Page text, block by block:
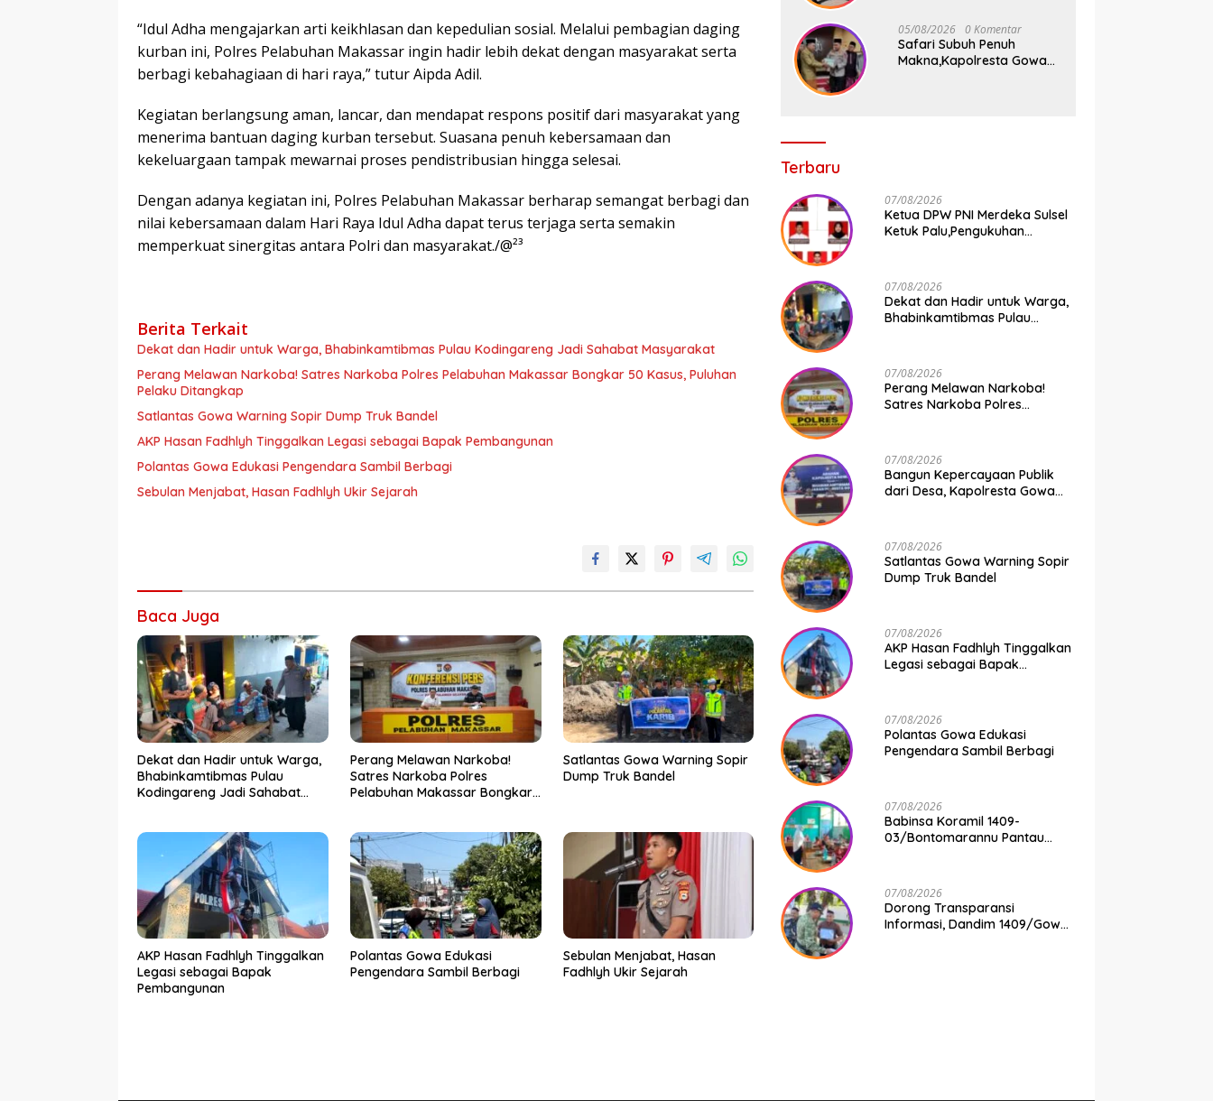
“Idul Adha mengajarkan arti keikhlasan dan kepedulian sosial. Melalui pembagian daging
kurban ini, Polres Pelabuhan Makassar ingin hadir lebih dekat dengan masyarakat serta
berbagi kebahagiaan di hari raya,” tutur Aipda Adil.
Kegiatan berlangsung aman, lancar, dan mendapat respons positif dari masyarakat yang
menerima bantuan daging kurban tersebut. Suasana penuh kebersamaan dan
kekeluargaan tampak mewarnai proses pendistribusian hingga selesai.
Dengan adanya kegiatan ini, Polres Pelabuhan Makassar berharap semangat berbagi dan
nilai kebersamaan dalam Hari Raya Idul Adha dapat terus terjaga serta semakin
memperkuat sinergitas antara Polri dan masyarakat./@²³
Berita Terkait
Dekat dan Hadir untuk Warga, Bhabinkamtibmas Pulau Kodingareng Jadi Sahabat Masyarakat
Perang Melawan Narkoba! Satres Narkoba Polres Pelabuhan Makassar Bongkar 50 Kasus, Puluhan
Pelaku Ditangkap
Satlantas Gowa Warning Sopir Dump Truk Bandel
AKP Hasan Fadhlyh Tinggalkan Legasi sebagai Bapak Pembangunan
Polantas Gowa Edukasi Pengendara Sambil Berbagi
Sebulan Menjabat, Hasan Fadhlyh Ukir Sejarah
Baca Juga
Dekat dan Hadir untuk Warga,
Bhabinkamtibmas Pulau
Kodingareng Jadi Sahabat
Perang Melawan Narkoba!
Satres Narkoba Polres
Pelabuhan Makassar Bongkar
Satlantas Gowa Warning Sopir
Dump Truk Bandel
AKP Hasan Fadhlyh Tinggalkan
Legasi sebagai Bapak
Pembangunan
Polantas Gowa Edukasi
Pengendara Sambil Berbagi
Sebulan Menjabat, Hasan
Fadhlyh Ukir Sejarah
Pelabuhan Paotere
05/08/2026 0 Komentar
Safari Subuh Penuh
Makna,Kapolresta Gowa
Terbaru
07/08/2026
Ketua DPW PNI Merdeka Sulsel
Ketuk Palu,Pengukuhan
07/08/2026
Dekat dan Hadir untuk Warga,
Bhabinkamtibmas Pulau
07/08/2026
Perang Melawan Narkoba!
Satres Narkoba Polres
Ditangkap
07/08/2026
Bangun Kepercayaan Publik
dari Desa, Kapolresta Gowa
Jajaran Polresta Gowa
07/08/2026
Satlantas Gowa Warning Sopir
Dump Truk Bandel
07/08/2026
AKP Hasan Fadhlyh Tinggalkan
Legasi sebagai Bapak
07/08/2026
Polantas Gowa Edukasi
Pengendara Sambil Berbagi
07/08/2026
Babinsa Koramil 1409-
03/Bontomarannu Pantau
Pattallassang
07/08/2026
Dorong Transparansi
Informasi, Dandim 1409/Gowa